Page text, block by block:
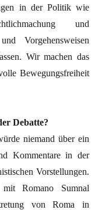
in der Politik wie
und
Vorgehensweisen
Wir machen das
Bewegungsfreiheit
Debatte?
niemand über ein
Kommentare in der
Vorstellungen.
Romano Sumnal
von Roma in